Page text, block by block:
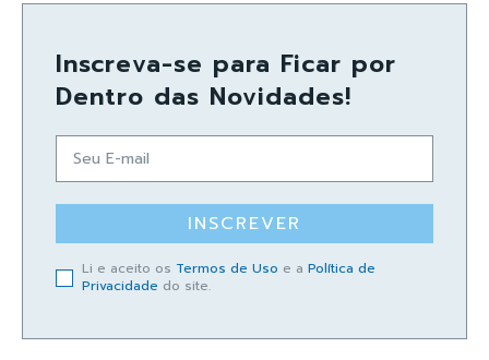
Inscreva-se para Ficar por
Dentro das Novidades!
INSCREVER
Li e aceito os Termos de Uso e a Política de
Privacidade do site.